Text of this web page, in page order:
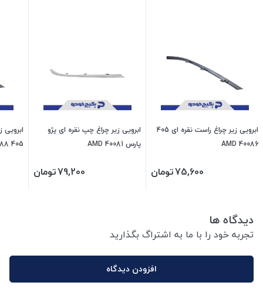
ابرویی زیر چراغ راست نقره ای 405
40086 AMD
75,600تومان
ابرویی زیر چراغ چپ نقره ای پژو
پارس 40081 AMD
79,200تومان
405 40088 AMD
دیدگاه ها
تجربه خود را با ما به اشتراگ بگذارید
افزودن دیدگاه